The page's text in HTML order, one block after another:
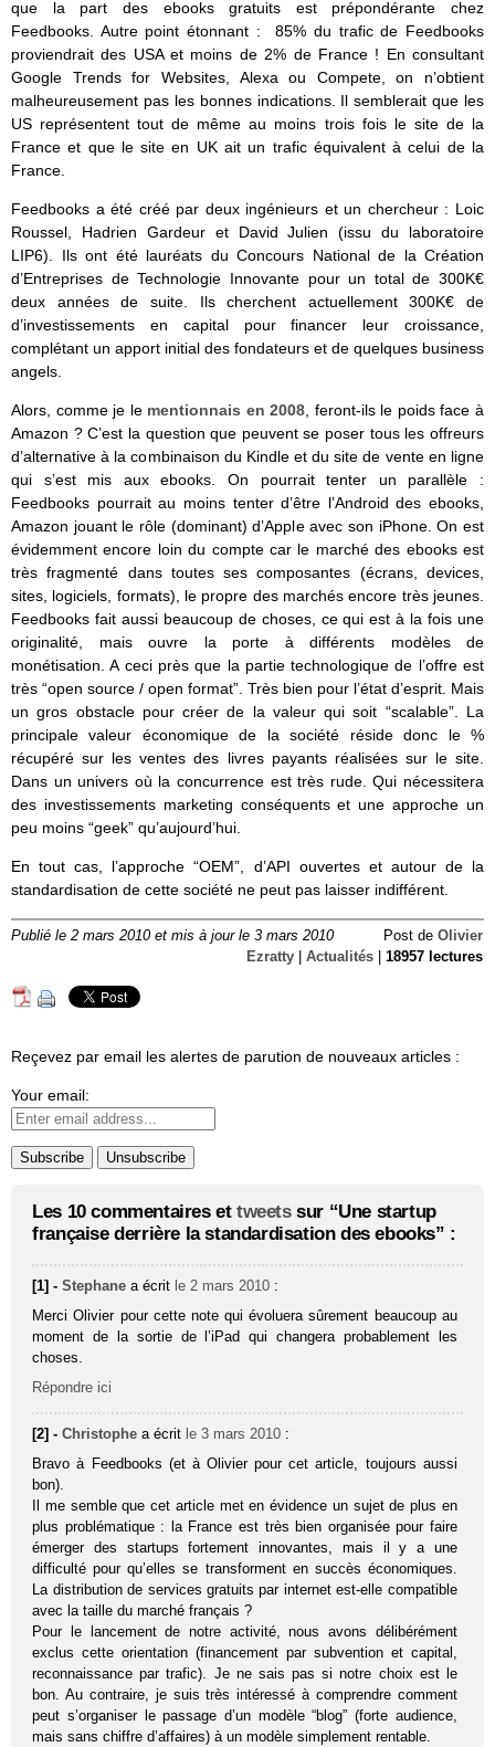
que la part des ebooks gratuits est prépondérante chez
Feedbooks. Autre point étonnant : 85% du trafic de Feedbooks
proviendrait des USA et moins de 2% de France ! En consultant
Google Trends for Websites, Alexa ou Compete, on n’obtient
malheureusement pas les bonnes indications. Il semblerait que les
US représentent tout de même au moins trois fois le site de la
France et que le site en UK ait un trafic équivalent à celui de la
France.
Feedbooks a été créé par deux ingénieurs et un chercheur : Loic
Roussel, Hadrien Gardeur et David Julien (issu du laboratoire
LIP6). Ils ont été lauréats du Concours National de la Création
d’Entreprises de Technologie Innovante pour un total de 300K€
deux années de suite. Ils cherchent actuellement 300K€ de
d’investissements en capital pour financer leur croissance,
complétant un apport initial des fondateurs et de quelques business
angels.
Alors, comme je le mentionnais en 2008 , feront-ils le poids face à
Amazon ? C’est la question que peuvent se poser tous les offreurs
d’alternative à la combinaison du Kindle et du site de vente en ligne
qui s’est mis aux ebooks. On pourrait tenter un parallèle :
Feedbooks pourrait au moins tenter d’être l’Android des ebooks,
Amazon jouant le rôle (dominant) d’Apple avec son iPhone. On est
évidemment encore loin du compte car le marché des ebooks est
très fragmenté dans toutes ses composantes (écrans, devices,
sites, logiciels, formats), le propre des marchés encore très jeunes.
Feedbooks fait aussi beaucoup de choses, ce qui est à la fois une
originalité, mais ouvre la porte à différents modèles de
monétisation. A ceci près que la partie technologique de l’offre est
très “open source / open format”. Très bien pour l’état d’esprit. Mais
un gros obstacle pour créer de la valeur qui soit “scalable”. La
principale valeur économique de la société réside donc le %
récupéré sur les ventes des livres payants réalisées sur le site.
Dans un univers où la concurrence est très rude. Qui nécessitera
des investissements marketing conséquents et une approche un
peu moins “geek” qu’aujourd’hui.
En tout cas, l’approche “OEM”, d’API ouvertes et autour de la
standardisation de cette société ne peut pas laisser indifférent.
Publié le 2 mars 2010 et mis à jour le 3 mars 2010 Post de Olivier
Ezratty
Actualités 18957 lectures
Reçevez par email les alertes de parution de nouveaux articles :
Your email:
Les 10 commentaires et tweetssur “Une startup
française derrière la standardisation des ebooks” :
[1] -Stephane a écrit le 2 mars 2010 :
Merci Olivier pour cette note qui évoluera sûrement beaucoup au
moment de la sortie de l’iPad qui changera probablement les
choses.
Répondre ici
[2] -Christophe a écrit le 3 mars 2010 :
Bravo à Feedbooks (et à Olivier pour cet article, toujours aussi
bon).
Il me semble que cet article met en évidence un sujet de plus en
plus problématique : la France est très bien organisée pour faire
émerger des startups fortement innovantes, mais il y a une
difficulté pour qu’elles se transforment en succès économiques.
La distribution de services gratuits par internet est-elle compatible
avec la taille du marché français ?
Pour le lancement de notre activité, nous avons délibérément
exclus cette orientation (financement par subvention et capital,
reconnaissance par trafic). Je ne sais pas si notre choix est le
bon. Au contraire, je suis très intéressé à comprendre comment
peut s’organiser le passage d’un modèle “blog” (forte audience,
mais sans chiffre d’affaires) à un modèle simplement rentable.